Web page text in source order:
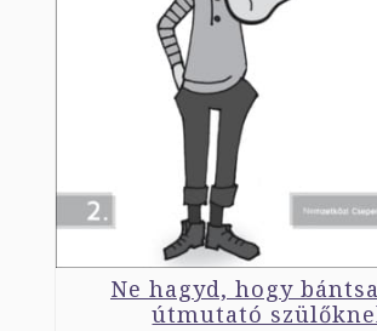
Ne hagyd, hogy
útmutató